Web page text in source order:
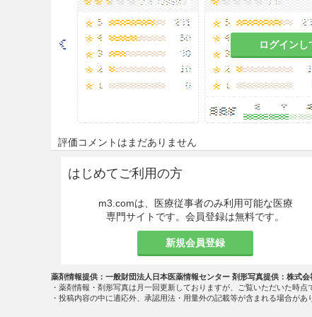
ログインし
評価コメントはまだありません
はじめてご利用の方
m3.comは、医療従事者のみ利用可能な医療
専門サイトです。会員登録は無料です。
新規会員登録
薬剤情報提供：一般財団法人日本医薬情報センター 剤形写真提供：株式
・薬剤情報・剤形写真は月一回更新しておりますが、ご覧いただいた時
・投稿内容の中に適応外、承認用法・用量外の記載等が含まれる場合が